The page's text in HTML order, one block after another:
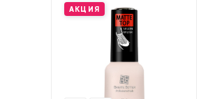
АКЦИЯ